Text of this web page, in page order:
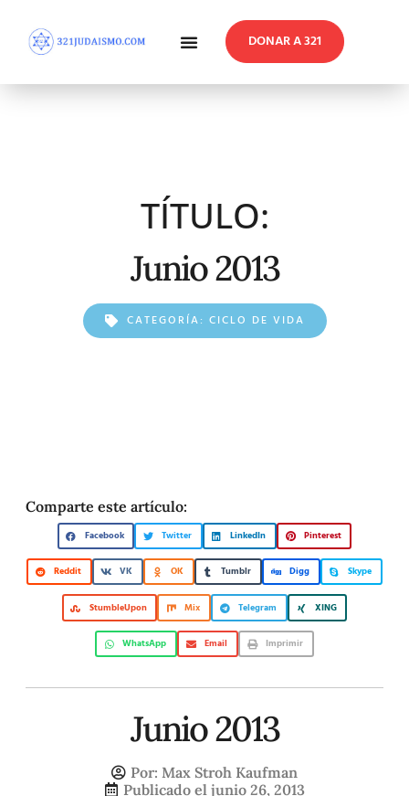
DONAR A 321
TÍTULO:
Junio 2013
CATEGORÍA: CICLO DE VIDA
Comparte este artículo:
Facebook Twitter LinkedIn Pinterest
Reddit VK OK Tumblr Digg Skype
StumbleUpon Mix Telegram XING
WhatsApp Email Imprimir
Junio 2013
Por: Max Stroh Kaufman
Publicado el junio 26, 2013